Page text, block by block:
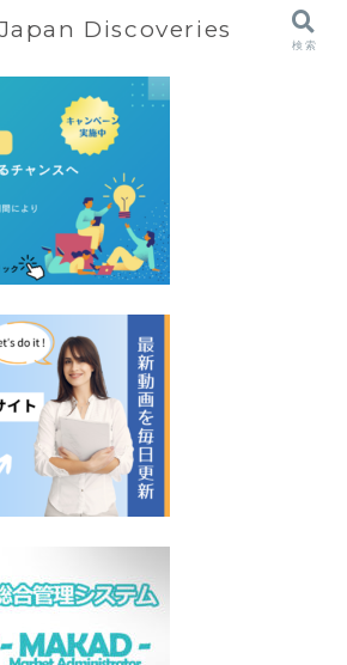
Discoveries
検索